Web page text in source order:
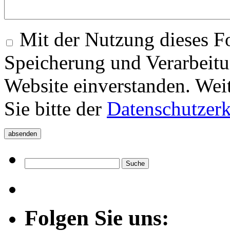
Mit der Nutzung dieses
Speicherung und
Website einverstanden.
Sie bitte der
Folgen Sie uns: